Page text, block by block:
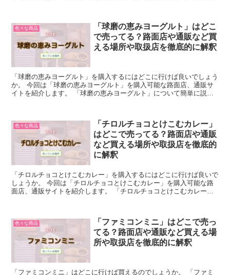
色々な商品
「球磨の恵みヨーグルト」はどこ
で売ってる？路面店や通販など買
える場所や取扱店を徹底的に解釈
「球磨の恵みヨーグルト」を購入するにはどこに行けば良いでしょう
か。 今回は「球磨の恵みヨーグルト」を購入可能な路面店、通販サ
イトを紹介します。 「球磨の恵みヨーグルト」について簡単に説明
色々な商品
「チロルチョコとけこむカレー」
はどこで売ってる？路面店や通販
など買える場所や取扱店を徹底的
に解釈
「チロルチョコとけこむカレー」を購入するにはどこに行けば良いで
しょうか。 今回は「チロルチョコとけこむカレー」を購入可能な路
面店、通販サイトを紹介します。 「チロルチョコとけこむカレー」
色々な商品
「ファミコンミニ」はどこで売っ
てる？路面店や通販など買える場
所や取扱店を徹底的に解釈
「ファミコンミニ」はどこに行けば買えるのでしょうか。 「ファミ